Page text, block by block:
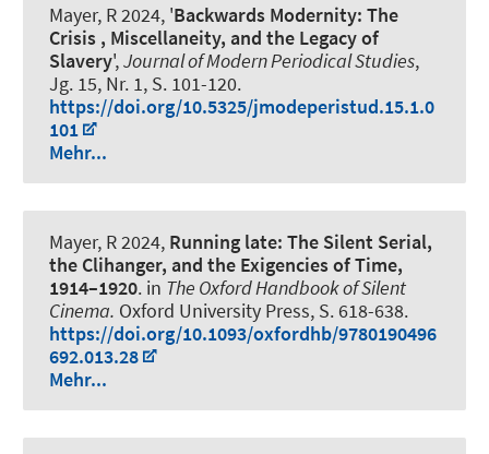
Mayer, R 2024, 'Backwards Modernity: The
Crisis , Miscellaneity, and the Legacy of
Slavery',Journal of Modern Periodical Studies,
Jg. 15, Nr. 1, S. 101-120.
https://doi.org/10.5325/jmodeperistud.15.1.0
101
Mehr...
Mayer, R2024, Running late: The Silent Serial,
the Clihanger, and the Exigencies of Time,
1914–1920. in The Oxford Handbook of Silent
Cinema. Oxford University Press, S. 618-638.
https://doi.org/10.1093/oxfordhb/9780190496
692.013.28
Mehr...